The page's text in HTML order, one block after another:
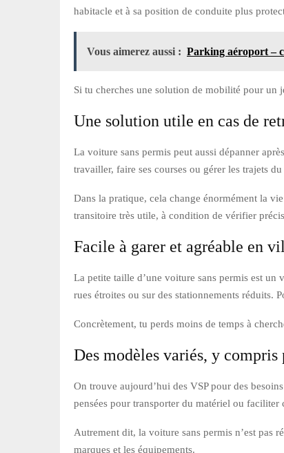
habitacle et à sa position de conduite plus
Vous aimerez aussi : Parking aéroport –
Si tu cherches une solution de mobilité pour un
Une solution utile en cas de
La voiture sans permis peut aussi dépanner
travailler, faire ses courses ou gérer les trajets
Dans la pratique, cela change énormément la
transitoire très utile, à condition de vérifier
Facile à garer et agréable en
La petite taille d’une voiture sans permis est
rues étroites ou sur des stationnements réduits.
Concrètement, tu perds moins de temps à
Des modèles variés, y compris
On trouve aujourd’hui des VSP pour des
pensées pour transporter du matériel ou
Autrement dit, la voiture sans permis n’est pas
marques et les équipements.